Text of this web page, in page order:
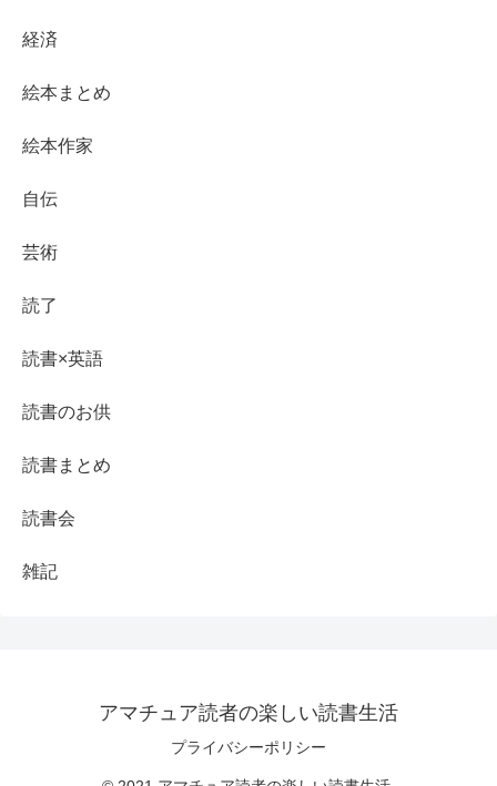
経済
絵本まとめ
絵本作家
自伝
芸術
読了
読書×英語
読書のお供
読書まとめ
読書会
雑記
アマチュア読者の楽しい読書生活
プライバシーポリシー